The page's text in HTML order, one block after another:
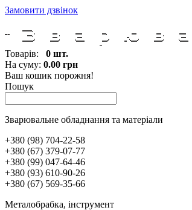
Замовити дзвінок
Товарів: 0 шт.
На суму: 0.00 грн
Ваш кошик порожня!
Пошук
Зварювальне обладнання та матеріали
+380 (98) 704-22-58
+380 (67) 379-07-77
+380 (99) 047-64-46
+380 (93) 610-90-26
+380 (67) 569-35-66
Металобрабка, інcтрумент